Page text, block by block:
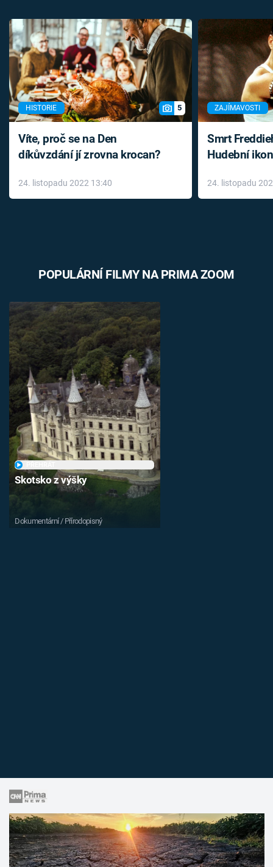
HISTORIE 5
Víte, proč se na Den
díkůvzdání jí zrovna krocan?
24. listopadu 2022 13:40
ZAJÍMAVOSTI
Smrt
Hudební
léky
24. listopadu
POPULÁRNÍ FILMY NA PRIMA ZOOM
Skotsko z výšky
Dokumentární / Přírodopisný